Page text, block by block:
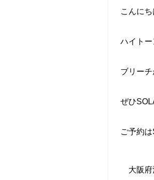
こんに
ハイトー
ブリー
ぜひ
ご予約は
大阪